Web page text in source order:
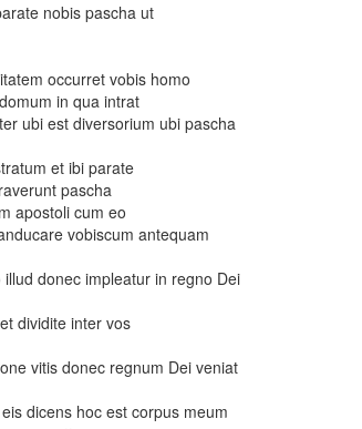
nobis pascha ut
occurret vobis homo
in qua intrat
ubi est diversorium ubi pascha
et ibi parate
pascha
apostoli cum eo
vobiscum antequam
donec impleatur in regno Dei
dividite inter vos
vitis donec regnum Dei veniat
dicens hoc est corpus meum